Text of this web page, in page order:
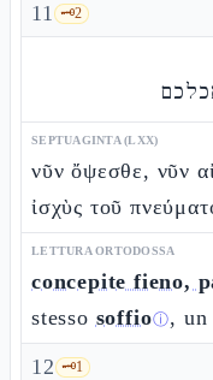
11 🗝️2
SEPTUAGINTA (LXX)
νῦν ὄψεσθε, νῦν
ἰσχὺς τοῦ
LETTURA ORTODOSSA
concepite fieno,
stesso soffioⓘ,
12 🗝️1